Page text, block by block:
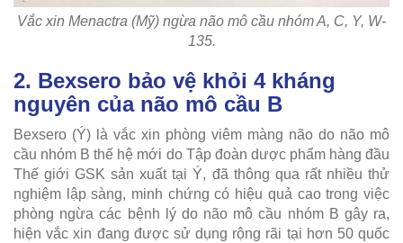
Vắc xin Menactra (Mỹ) ngừa não mô cầu nhóm A, C, Y, W-
135.
2. Bexsero bảo vệ khỏi 4 kháng
nguyên của não mô cầu B
Bexsero (Ý) là vắc xin phòng viêm màng não do não mô
cầu nhóm B thế hệ mới do Tập đoàn dược phẩm hàng đầu
Thế giới GSK sản xuất tại Ý, đã thông qua rất nhiều thử
nghiệm lập sàng, minh chứng có hiệu quả cao trong việc
phòng ngừa các bệnh lý do não mô cầu nhóm B gây ra,
hiện vắc xin đang được sử dụng rộng rãi tại hơn 50 quốc